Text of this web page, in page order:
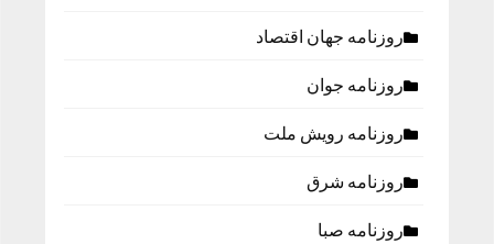
روزنامه جهان اقتصاد
روزنامه جوان
روزنامه رویش ملت
روزنامه شرق
روزنامه صبا